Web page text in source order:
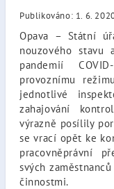
Publikováno: 1. 6.
Opava – Státní
nouzového stavu
pandemií
provoznímu
jednotlivé
zahajování
výrazně posílily
se vrací opět ke
pracovněprávní
svých
činnostmi.